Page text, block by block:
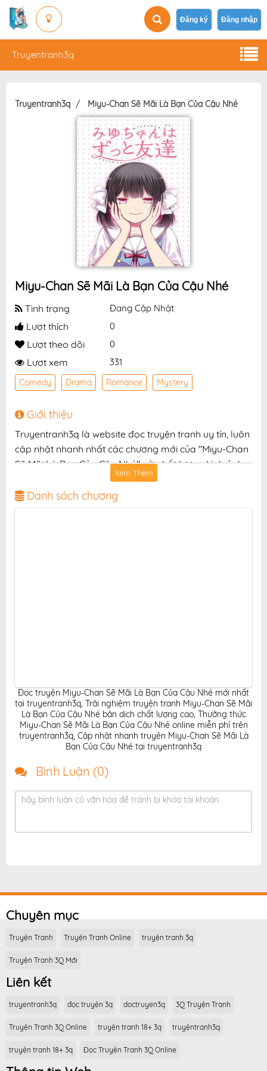
Đăng ký Đăng nhập
Truyentranh3q
Truyentranh3q Miyu-Chan Sẽ Mãi Là Bạn Của Cậu Nhé
Miyu-Chan Sẽ Mãi Là Bạn Của Cậu Nhé
Tình trạng Đang Cập Nhật
Lượt thích 0
Lượt theo dõi 0
Lượt xem 331
Comedy Drama Romance Mystery
Giới thiệu
Truyentranh3q là website đọc truyện tranh uy tín, luôn
cập nhật nhanh nhất các chương mới của "Miyu-Chan
Sẽ Mãi Là Bạn Của Cậu Nhé" với chất lượng hình ảnh
sắc nét, bản dịch chuẩn và giao diện thân thiện, mang
đến trải nghiệm đọc truyện hấp dẫn, tiện lợi, hoàn
toàn miễn phí cho độc giả yêu thích truyện tranh
Xem Thêm
Danh sách chương
Đọc truyện Miyu-Chan Sẽ Mãi Là Bạn Của Cậu Nhé mới nhất
tại truyentranh3q, Trải nghiệm truyện tranh Miyu-Chan Sẽ Mãi
Là Bạn Của Cậu Nhé bản dịch chất lượng cao, Thưởng thức
Miyu-Chan Sẽ Mãi Là Bạn Của Cậu Nhé online miễn phí trên
truyentranh3q, Cập nhật nhanh truyện Miyu-Chan Sẽ Mãi Là
Bạn Của Cậu Nhé tại truyentranh3q
Bình Luận (0)
hãy bình luận có văn hóa để tránh bị khóa tài khoản
Chuyên mục
Truyện Tranh Truyện Tranh Online truyện tranh 3q
Truyện Tranh 3Q Mới
Liên kết
truyentranh3q đọc truyện 3q doctruyen3q 3Q Truyện Tranh
Truyện Tranh 3Q Online truyện tranh 18+ 3q truyệntranh3q
truyện tranh 18+ 3q Đọc Truyện Tranh 3Q Online